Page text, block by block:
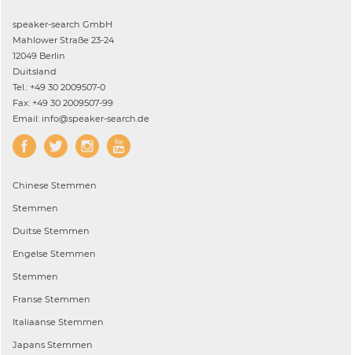
speaker-search GmbH
Mahlower Straße 23-24
12049 Berlin
Duitsland
Tel.: +49 30 2009507-0
Fax: +49 30 2009507-99
Email: info@speaker-search.de
Chinese Stemmen
Stemmen
Duitse Stemmen
Engelse Stemmen
Stemmen
Franse Stemmen
Italiaanse Stemmen
Japans Stemmen